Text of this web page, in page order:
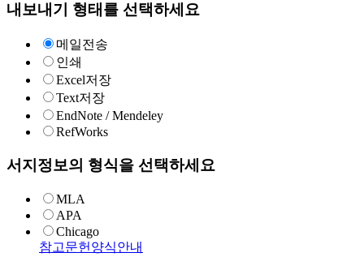
내보내기 형태를 선택하세요
메일전송
인쇄
Excel저장
Text저장
EndNote / Mendeley
RefWorks
서지정보의 형식을 선택하세요
MLA
APA
Chicago
참고문헌양식안내